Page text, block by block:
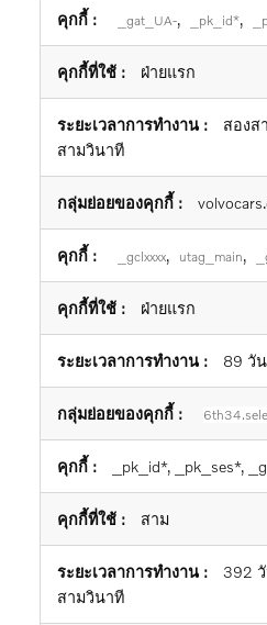
_gat_UA-, _pk_id*,
ฝ่ายแรก
สองส
สามวินาที
_gclxxxx, utag_main,
ฝ่ายแรก
89 วั
_pk_id*, _pk_ses*,
สาม
392
สามวินาที